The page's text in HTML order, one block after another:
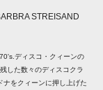
STREISAND
ディスコ・クィーンの
した数々のディスコクラ
ナをクィーンに押し上げた